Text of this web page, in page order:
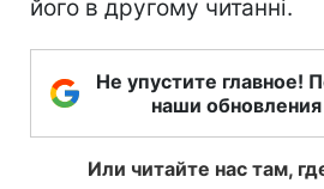
його в другому читанні.
Не упустите главное!
наши
Или читайте нас там,